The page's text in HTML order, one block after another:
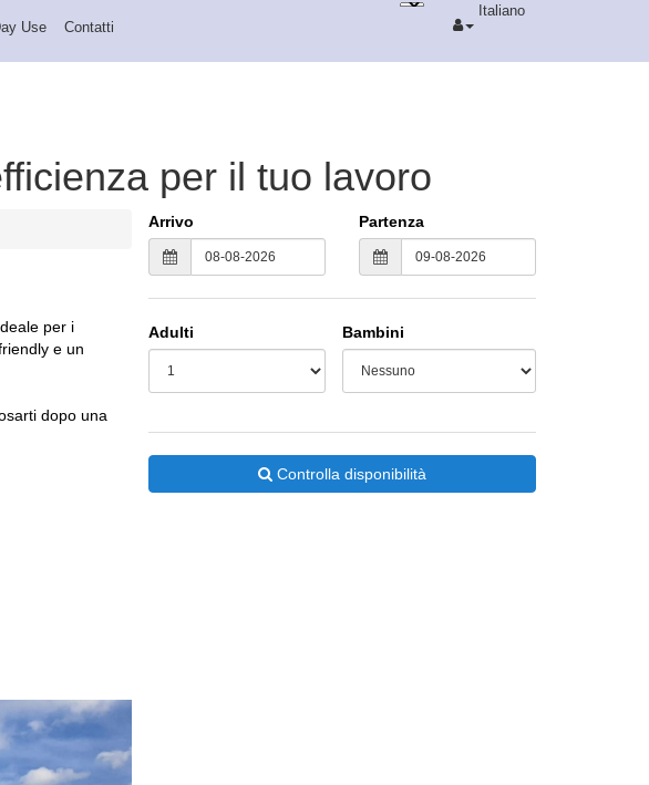
Use Contatti
Italiano
per il tuo lavoro
per i
e un
dopo una
Arrivo Partenza
Adulti Bambini
Controlla disponibilità